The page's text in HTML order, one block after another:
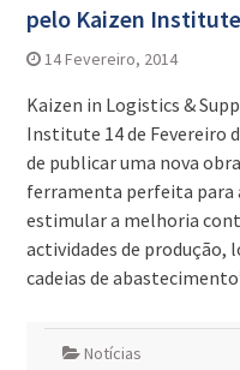
pelo Kaizen Institute
14 Fevereiro, 2014
Kaizen in Logistics &
Institute 14 de Fevereiro
de publicar uma nova
ferramenta perfeita para
estimular a melhoria
actividades de
cadeias de
Notícias